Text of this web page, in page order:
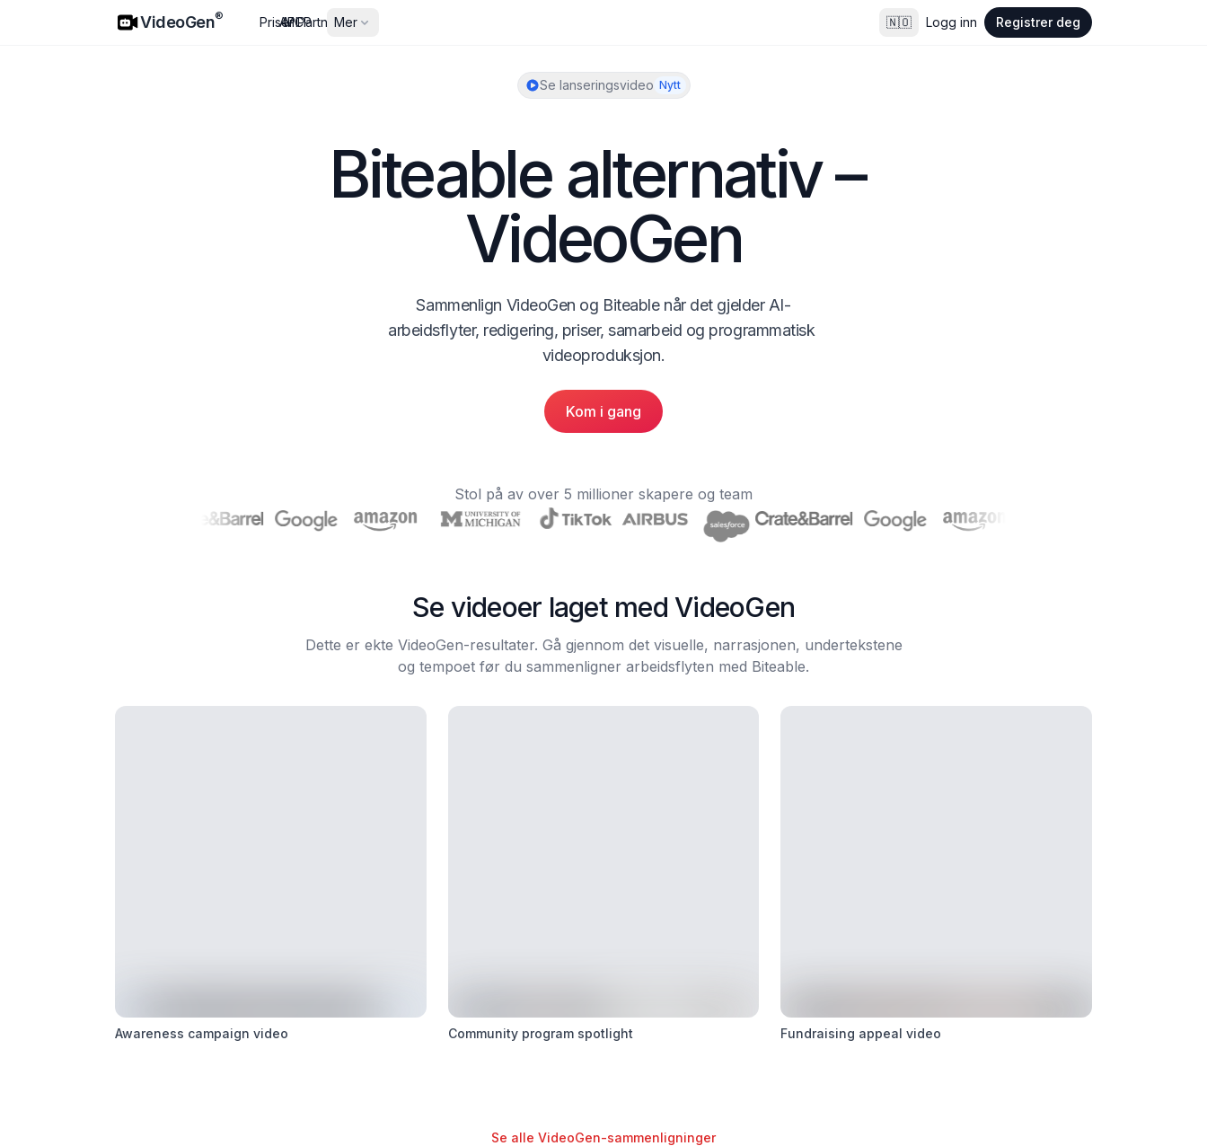
VideoGen
VideoGen® Priser
API
MCPPartnere
Mer 🇳🇴 Logg inn Registrer deg
Se lanseringsvideo Nytt
Biteable alternativ –
VideoGen
Sammenlign VideoGen og Biteable når det gjelder AI-
arbeidsflyter, redigering, priser, samarbeid og programmatisk
videoproduksjon.
Kom i gang
Stol på av over 5 millioner skapere og team
Se videoer laget med VideoGen
Dette er ekte VideoGen-resultater. Gå gjennom det visuelle, narrasjonen, undertekstene
og tempoet før du sammenligner arbeidsflyten med Biteable.
Awareness campaign video Community program spotlight Fundraising appeal video
Se alle VideoGen-sammenligninger